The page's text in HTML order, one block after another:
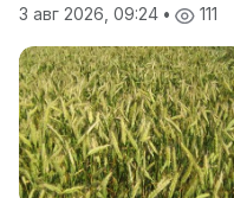
3 авг 2026, 09:24 • 111